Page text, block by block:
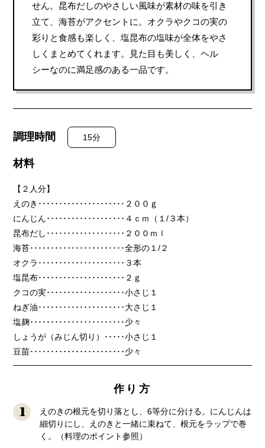
せん。昆布だしのやさしい風味が素材の味を引き
立て、海苔がアクセントに。オクラやクコの実の
彩りと食感も楽しく、塩昆布の塩味が全体をやさ
しくまとめてくれます。見た目も美しく、ヘル
シーなのに満足感のある一品です。
調理時間 15分
材料
【２人分】
えのき ･････････････････････ ２００ ｇ
にんじん･･･････････････････ ４ｃｍ（１/３本）
昆布だし ･･･････････････････ ２００ｍｌ
海苔･･･････････････････････全形の１/２
オクラ ･････････････････････ ３本
塩昆布･････････････････････ ２ｇ
クコの実･･･････････････････小さじ１
ねぎ油･････････････････････大さじ１
塩麹･･･････････････････････少々
しょうが（みじん切り） ･････小さじ１
豆苗･･･････････････････････少々
作り方
1
えのきの根元を切り落とし、6等分に分ける。にんじんは
細切りにし、えのきと一緒に束ねて、根元をラップで巻
く。（料理のポイント参照）